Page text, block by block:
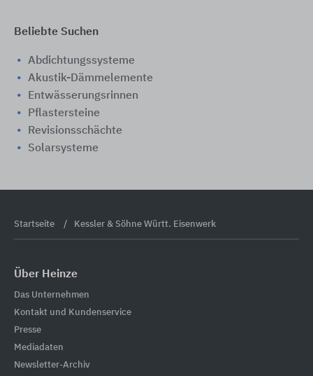
Beliebte Suchen
Abdichtungssysteme
Akustik-Dämmelemente
Entwässerungsrinnen
Pflastersteine
Revisionsschächte
Solarsysteme
Startseite Kessler & Söhne Württ. Eisenwerk
Über Heinze
Das Unternehmen
Kontakt und Kundenservice
Presse
Mediadaten
Newsletter-Archiv